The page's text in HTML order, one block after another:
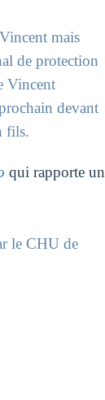
mais
de protection
Vincent
devant
fils.
qui rapporte un
le CHU de